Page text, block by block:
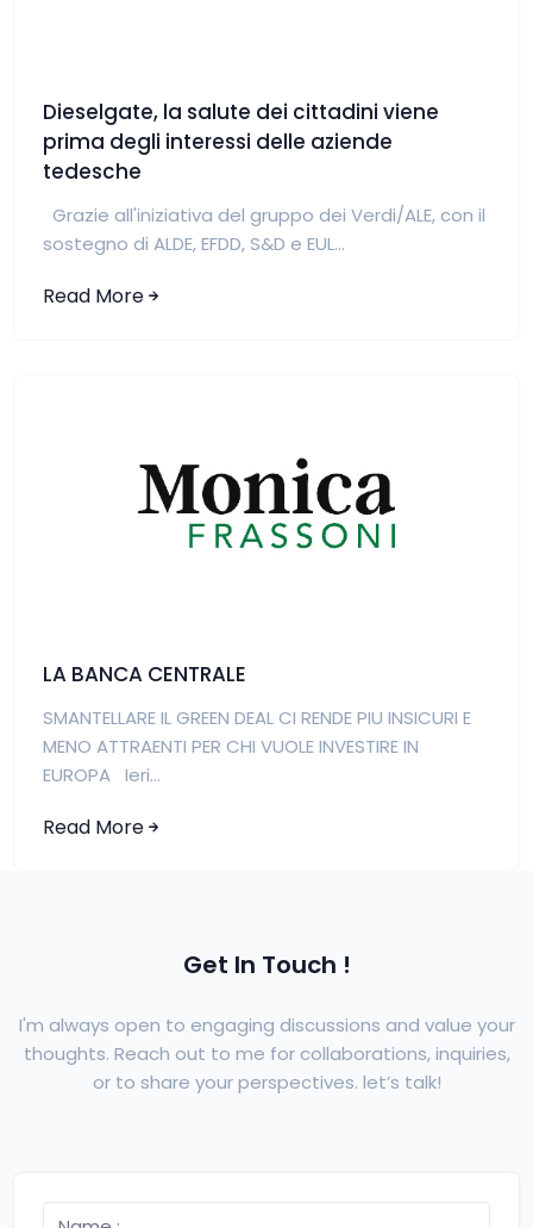
Dieselgate, la salute dei cittadini viene
prima degli interessi delle aziende
tedesche
Grazie all'iniziativa del gruppo dei Verdi/ALE, con il
sostegno di ALDE, EFDD, S&D e EUL...
Read More
LA BANCA CENTRALE
SMANTELLARE IL GREEN DEAL CI RENDE PIU INSICURI E
MENO ATTRAENTI PER CHI VUOLE INVESTIRE IN
EUROPA Ieri...
Read More
Get In Touch !
I'm always open to engaging discussions and value your
thoughts. Reach out to me for collaborations, inquiries,
or to share your perspectives. let’s talk!